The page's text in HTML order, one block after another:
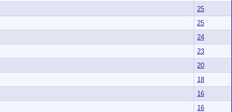
25
25
24
23
20
18
16
16